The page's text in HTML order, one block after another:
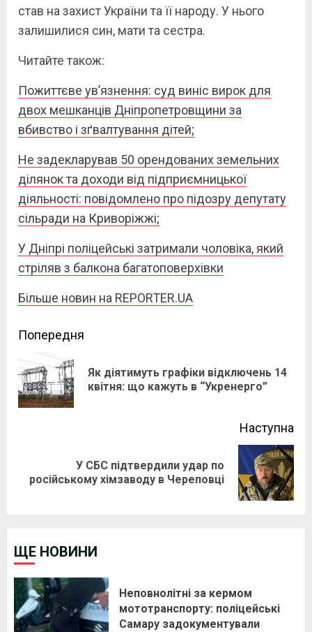
став на захист України та її народу. У нього
залишилися син, мати та сестра.
Читайте також:
Пожиттєве ув’язнення: суд виніс вирок для
двох мешканців Дніпропетровщини за
вбивство і зґвалтування дітей;
Не задекларував 50 орендованих земельних
ділянок та доходи від підприємницької
діяльності: повідомлено про підозру депутату
сільради на Криворіжжі;
У Дніпрі поліцейські затримали чоловіка, який
стріляв з балкона багатоповерхівки
Більше новин на REPORTER.UA
Continue
Reading
Попередня
Як діятимуть графіки відключень 14
квітня: що кажуть в “Укренерго”
Наступна
post:
У СБС підтвердили удар по
російському хімзаводу в Череповці
ЩЕ НОВИНИ
Неповнолітні за кермом
мототранспорту: поліцейські
Самару задокументували